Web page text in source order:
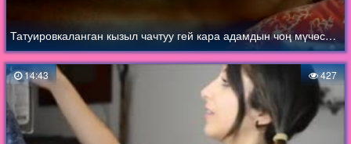
Татуировкаланган кызыл чачтуу гей кара адамдын чоң мүчөсүн соргонду жакшы көрөт
14:43 427